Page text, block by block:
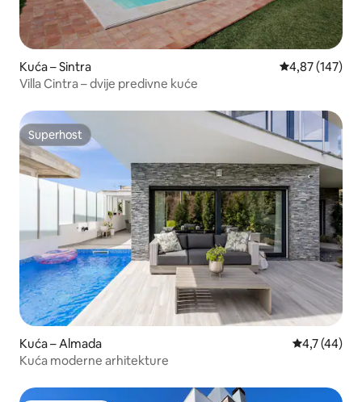
Kuća – Sintra Prosječna
4,87 (147)
Villa Cintra – dvije predivne kuće
Superhost
Superhost
Kuća – Almada Prosječna
4,7 (44)
Kuća moderne arhitekture